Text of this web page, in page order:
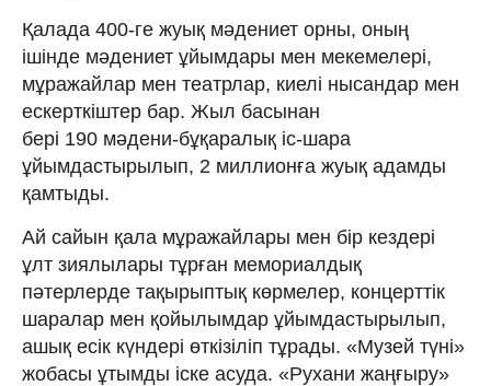
Қалада 400-ге жуық мәдениет орны, оның
ішінде мәдениет ұйымдары мен мекемелері,
мұражайлар мен театрлар, киелі нысандар мен
ескерткіштер бар. Жыл басынан
бері 190 мәдени-бұқаралық іс-шара
ұйымдастырылып, 2 миллионға жуық адамды
қамтыды.
Ай сайын қала мұражайлары мен бір кездері
ұлт зиялылары тұрған мемориалдық
пәтерлерде тақырыптық көрмелер, концерттік
шаралар мен қойылымдар ұйымдастырылып,
ашық есік күндері өткізіліп тұрады. «Музей түні»
жобасы ұтымды іске асуда. «Рухани жаңғыру»